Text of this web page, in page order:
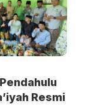
Resmi